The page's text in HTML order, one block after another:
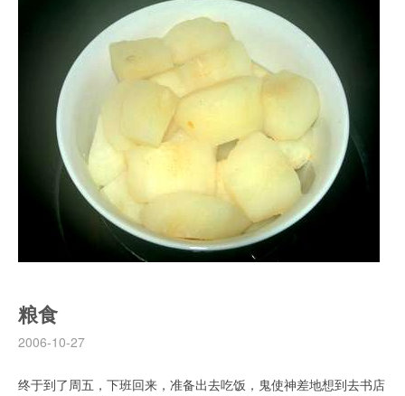
粮食
2006-10-27
终于到了周五，下班回来，准备出去吃饭，鬼使神差地想到去书店